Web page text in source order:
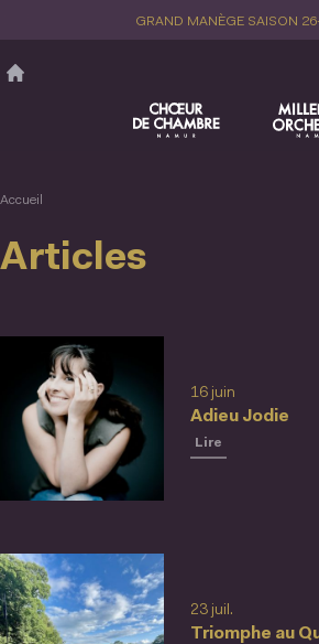
principal
GRAND MANÈGE SAISON
Accueil
Articles
Adieu Jodie
16 juin
Lire
Triomphe au
23 juil.